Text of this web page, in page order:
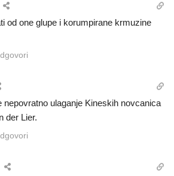
od one glupe i korumpirane krmuzine
nepovratno ulaganje Kineskih novcanica
der Lier.